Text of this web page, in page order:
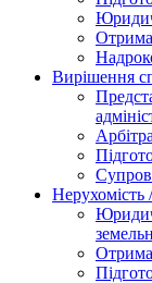
Вирішення
Нерухомість